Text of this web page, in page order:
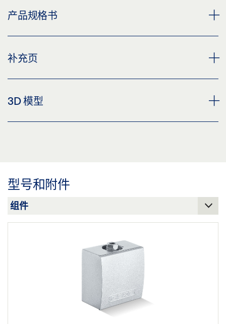
GEZE T-STOP 滑尺带地面安装地沉轴
标签义务: © GEZE GmbH
产品规格书
T-STOP GUIDE RAIL 产品规格书 ZH
补充页
CUSTOMER INFORMATION DOOR CLOSER
3D 模型
盖泽三维模型 地面安装地沉轴
型号和附件